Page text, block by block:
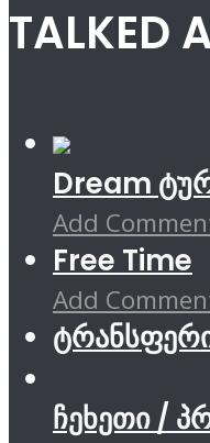
TALKED
Dream
Add
Free Time
Add
ჩეხეთი /